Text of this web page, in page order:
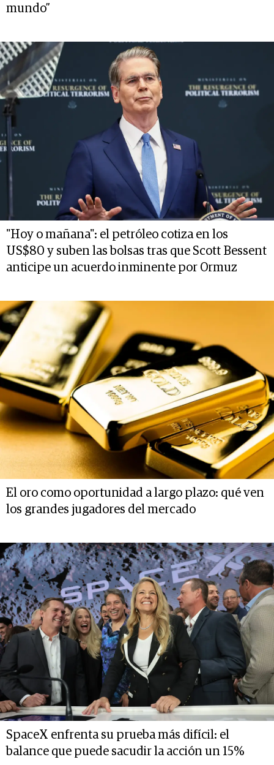
mundo”
"Hoy o mañana": el petróleo cotiza en los
US$80 y suben las bolsas tras que Scott Bessent
anticipe un acuerdo inminente por Ormuz
El oro como oportunidad a largo plazo: qué ven
los grandes jugadores del mercado
SpaceX enfrenta su prueba más difícil: el
balance que puede sacudir la acción un 15%